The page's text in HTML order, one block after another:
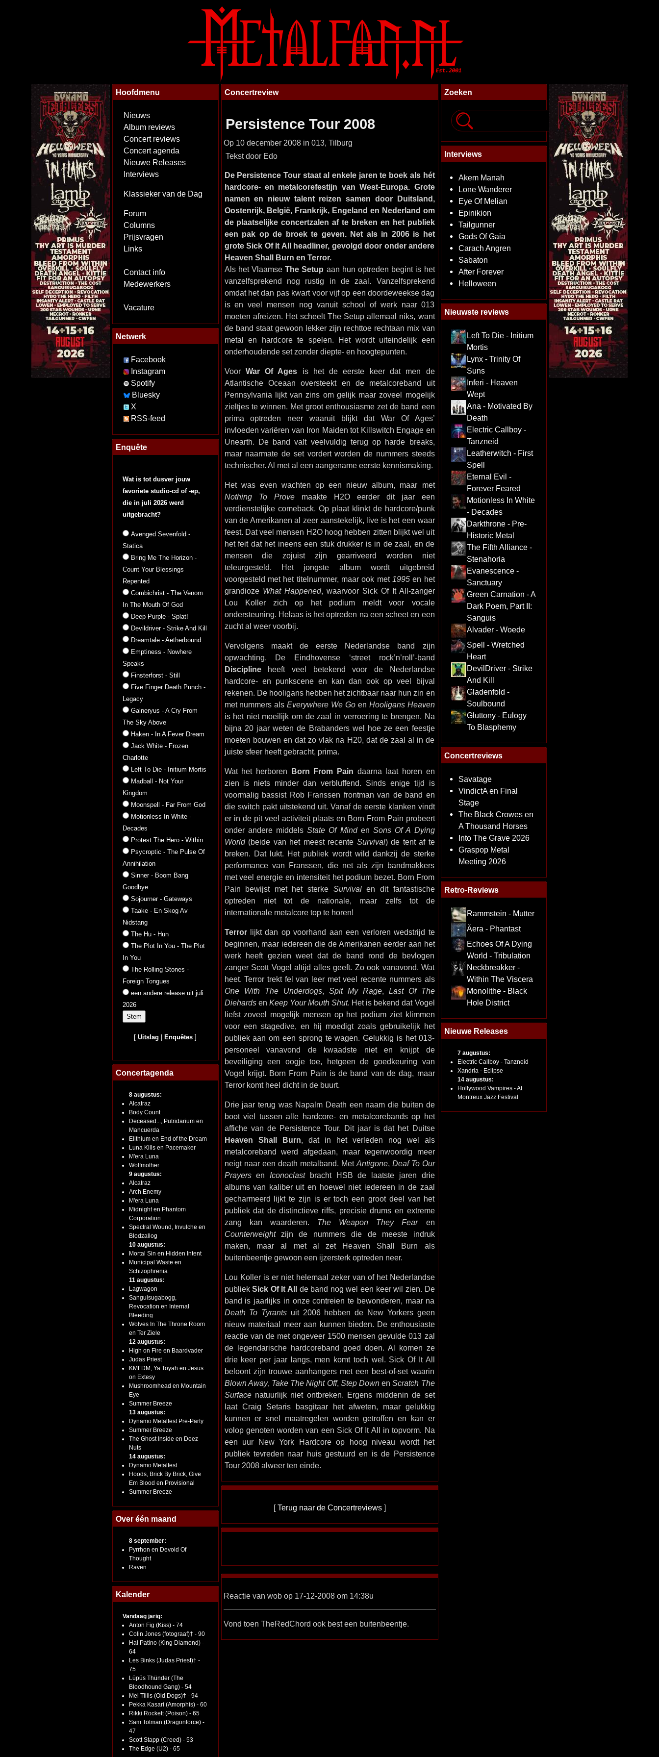
Hoofdmenu
Nieuws
Album reviews
Concert reviews
Concert agenda
Nieuwe Releases
Interviews
Klassieker van de Dag
Forum
Columns
Prijsvragen
Links
Contact info
Medewerkers
Vacature
Netwerk
Facebook
Instagram
Spotify
Bluesky
X
RSS-feed
Enquête
Wat is tot dusver jouw
favoriete studio-cd of -ep,
die in juli 2026 werd
uitgebracht?
Avenged Sevenfold -
Statica
Bring Me The Horizon -
Count Your Blessings
Repented
Combichrist - The Venom
In The Mouth Of God
Deep Purple - Splat!
Devildriver - Strike And Kill
Dreamtale - Aetherbound
Emptiness - Nowhere
Speaks
Finsterforst - Still
Five Finger Death Punch -
Legacy
Galneryus - A Cry From
The Sky Above
Haken - In A Fever Dream
Jack White - Frozen
Charlotte
Left To Die - Initium Mortis
Madball - Not Your
Kingdom
Moonspell - Far From God
Motionless In White -
Decades
Protest The Hero - Within
Psycroptic - The Pulse Of
Annihilation
Sinner - Boom Bang
Goodbye
Sojourner - Gateways
Taake - En Skog Av
Nidstang
The Hu - Hun
The Plot In You - The Plot
In You
The Rolling Stones -
Foreign Tongues
een andere release uit juli
2026
[Uitslag Enquêtes ]
Concertagenda
8 augustus:
Alcatraz
Body Count
Deceased..., Putridarium en
Mancuerda
Elithium en End of the Dream
Luna Kills en Pacemaker
M'era Luna
Wolfmother
9 augustus:
Alcatraz
Arch Enemy
M'era Luna
Midnight en Phantom
Corporation
Spectral Wound, Invulche en
Blodzallog
10 augustus:
Mortal Sin en Hidden Intent
Municipal Waste en
Schizophrenia
11 augustus:
Lagwagon
Sanguisugabogg,
Revocation en Internal
Bleeding
Wolves In The Throne Room
en Ter Ziele
12 augustus:
High on Fire en Baardvader
Judas Priest
KMFDM, Ya Toyah en Jesus
on Extesy
Mushroomhead en Mountain
Eye
Summer Breeze
13 augustus:
Dynamo Metalfest Pre-Party
Summer Breeze
The Ghost Inside en Deez
Nuts
14 augustus:
Dynamo Metalfest
Hoods, Brick By Brick, Give
Em Blood en Provisional
Summer Breeze
Over één maand
8 september:
Pyrrhon en Devoid Of
Thought
Raven
Kalender
Vandaag jarig:
Anton Fig (Kiss) - 74
Colin Jones (fotograaf)† - 90
Hal Patino (King Diamond) -
64
Les Binks (Judas Priest)† -
75
Lüpüs Thünder (The
Bloodhound Gang) - 54
Mel Tillis (Old Dogs)† - 94
Pekka Kasari (Amorphis) - 60
Rikki Rockett (Poison) - 65
Sam Totman (Dragonforce) -
47
Scott Stapp (Creed) - 53
The Edge (U2) - 65
Concertreview
Persistence Tour 2008
Op 10 december 2008 in 013, Tilburg
Tekst door Edo
De Persistence Tour staat al enkele jaren te boek als hét
hardcore- en metalcorefestijn van West-Europa. Grote
namen en nieuw talent reizen samen door Duitsland,
Oostenrijk, België, Frankrijk, Engeland en Nederland om
de plaatselijke concertzalen af te breken en het publiek
een pak op de broek te geven. Net als in 2006 is het
grote Sick Of It All headliner, gevolgd door onder andere
Heaven Shall Burn en Terror.
Als het VlaamseThe Setup aan hun optreden begint is het
vanzelfsprekend nog rustig in de zaal. Vanzelfsprekend
omdat het dan pas kwart voor vijf op een doordeweekse dag
is en veel mensen nog vanuit school of werk naar 013
moeten afreizen. Het scheelt The Setup allemaal niks, want
de band staat gewoon lekker zijn rechttoe rechtaan mix van
metal en hardcore te spelen. Het wordt uiteindelijk een
onderhoudende set zonder diepte- en hoogtepunten.
Voor War Of Ages is het de eerste keer dat men de
Atlantische Oceaan oversteekt en de metalcoreband uit
Pennsylvania lijkt van zins om gelijk maar zoveel mogelijk
zieltjes te winnen. Met groot enthousiasme zet de band een
prima optreden neer waaruit blijkt dat War Of Ages’
invloeden variëren van Iron Maiden tot Killswitch Engage en
Unearth. De band valt veelvuldig terug op harde breaks,
maar naarmate de set vordert worden de nummers steeds
technischer. Al met al een aangename eerste kennismaking.
Het was even wachten op een nieuw album, maar met
Nothing To Provemaakte H2O eerder dit jaar een
verdienstelijke comeback. Op plaat klinkt de hardcore/punk
van de Amerikanen al zeer aanstekelijk, live is het een waar
feest. Dat veel mensen H2O hoog hebben zitten blijkt wel uit
het feit dat het ineens een stuk drukker is in de zaal, en de
mensen die zojuist zijn gearriveerd worden niet
teleurgesteld. Het jongste album wordt uitgebreid
voorgesteld met het titelnummer, maar ook met 1995en het
grandioze What Happened, waarvoor Sick Of It All-zanger
Lou Koller zich op het podium meldt voor vocale
ondersteuning. Helaas is het optreden na een scheet en een
zucht al weer voorbij.
Vervolgens maakt de eerste Nederlandse band zijn
opwachting. De Eindhovense ‘street rock’n’roll’-band
Disciplineheeft veel betekend voor de Nederlandse
hardcore- en punkscene en kan dan ook op veel bijval
rekenen. De hooligans hebben het zichtbaar naar hun zin en
met nummers alsEverywhere We Goen Hooligans Heaven
is het niet moeilijk om de zaal in verroering te brengen. Na
bijna 20 jaar weten de Brabanders wel hoe ze een feestje
moeten bouwen en dat zo vlak na H20, dat de zaal al in de
juiste sfeer heeft gebracht, prima.
Wat het herboren Born From Pain daarna laat horen en
zien is niets minder dan verbluffend. Sinds enige tijd is
voormalig bassist Rob Franssen frontman van de band en
die switch pakt uitstekend uit. Vanaf de eerste klanken vindt
er in de pit veel activiteit plaats en Born From Pain probeert
onder andere middelsState Of Minden Sons Of A Dying
World(beide van het meest recente Survival) de tent af te
breken. Dat lukt. Het publiek wordt wild dankzij de sterke
performance van Franssen, die net als zijn bandmakkers
met veel energie en intensiteit het podium bezet. Born From
Pain bewijst met het sterke Survivalen dit fantastische
optreden niet tot de nationale, maar zelfs tot de
internationale metalcore top te horen!
Terrorlijkt dan op voorhand aan een verloren wedstrijd te
beginnen, maar iedereen die de Amerikanen eerder aan het
werk heeft gezien weet dat de band rond de bevlogen
zanger Scott Vogel altijd alles geeft. Zo ook vanavond. Wat
heet. Terror trekt fel van leer met veel recente nummers als
One With The Underdogs, Spit My Rage, Last Of The
Diehardsen Keep Your Mouth Shut. Het is bekend dat Vogel
liefst zoveel mogelijk mensen op het podium ziet klimmen
voor een stagedive, en hij moedigt zoals gebruikelijk het
publiek aan om een sprong te wagen. Gelukkig is het 013-
personeel vanavond de kwaadste niet en knijpt de
beveiliging een oogje toe, hetgeen de goedkeuring van
Vogel krijgt. Born From Pain is de band van de dag, maar
Terror komt heel dicht in de buurt.
Drie jaar terug was Napalm Death een naam die buiten de
boot viel tussen alle hardcore- en metalcorebands op het
affiche van de Persistence Tour. Dit jaar is dat het Duitse
Heaven Shall Burn, dat in het verleden nog wel als
metalcoreband werd afgedaan, maar tegenwoordig meer
neigt naar een death metalband. Met Antigone, Deaf To Our
Prayersen Iconoclastbracht HSB de laatste jaren drie
albums van kaliber uit en hoewel niet iedereen in de zaal
gecharmeerd lijkt te zijn is er toch een groot deel van het
publiek dat de distinctieve riffs, precisie drums en extreme
zang kan waarderen. The Weapon They Fearen
Counterweightzijn de nummers die de meeste indruk
maken, maar al met al zet Heaven Shall Burn als
buitenbeentje gewoon een ijzersterk optreden neer.
Lou Koller is er niet helemaal zeker van of het Nederlandse
publiekSick Of It Allde band nog wel een keer wil zien. De
band is jaarlijks in onze contreien te bewonderen, maar na
Death To Tyrants uit 2006 hebben de New Yorkers geen
nieuw materiaal meer aan kunnen bieden. De enthousiaste
reactie van de met ongeveer 1500 mensen gevulde 013 zal
de legendarische hardcoreband goed doen. Al komen ze
drie keer per jaar langs, men komt toch wel. Sick Of It All
beloont zijn trouwe aanhangers met een best-of-set waarin
Blown Away, Take The Night Off, Step DownenScratch The
Surfacenatuurlijk niet ontbreken. Ergens middenin de set
laat Craig Setaris basgitaar het afweten, maar gelukkig
kunnen er snel maatregelen worden getroffen en kan er
volop genoten worden van een Sick Of It All in topvorm. Na
een uur New York Hardcore op hoog niveau wordt het
publiek tevreden naar huis gestuurd en is de Persistence
Tour 2008 alweer ten einde.
[Terug naar de Concertreviews]
Reactie van wob op 17-12-2008 om 14:38u
Vond toen TheRedChord ook best een buitenbeentje.
Zoeken
Interviews
Akem Manah
Lone Wanderer
Eye Of Melian
Epinikion
Tailgunner
Gods Of Gaia
Carach Angren
Sabaton
After Forever
Helloween
Nieuwste reviews
Left To Die - Initium
Mortis
Lynx - Trinity Of
Suns
Inferi - Heaven
Wept
Ana - Motivated By
Death
Electric Callboy -
Tanzneid
Leatherwitch - First
Spell
Eternal Evil -
Forever Feared
Motionless In White
- Decades
Darkthrone - Pre-
Historic Metal
The Fifth Alliance -
Stenahoria
Evanescence -
Sanctuary
Green Carnation - A
Dark Poem, Part II:
Sanguis
Alvader - Woede
Spell - Wretched
Heart
DevilDriver - Strike
And Kill
Gladenfold -
Soulbound
Gluttony - Eulogy
To Blasphemy
Concertreviews
Savatage
VindictA en Final
Stage
The Black Crowes en
A Thousand Horses
Into The Grave 2026
Graspop Metal
Meeting 2026
Retro-Reviews
Rammstein - Mutter
Äera - Phantast
Echoes Of A Dying
World - Tribulation
Neckbreakker -
Within The Viscera
Monolithe - Black
Hole District
Nieuwe Releases
7 augustus:
Electric Callboy - Tanzneid
Xandria - Eclipse
14 augustus:
Hollywood Vampires - At
Montreux Jazz Festival